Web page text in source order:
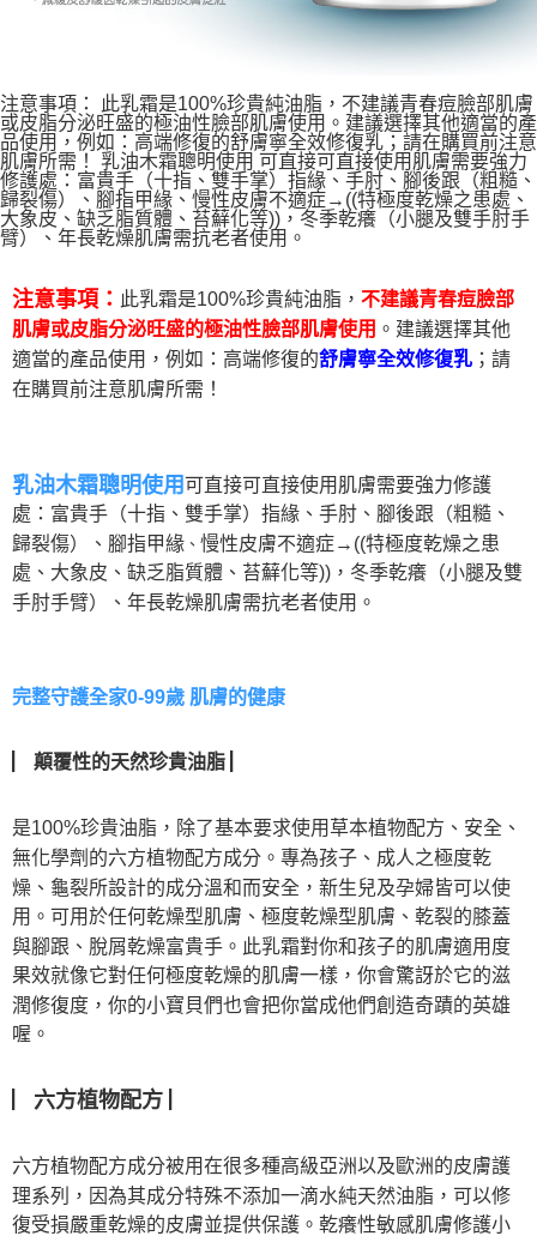
注意事項： 此乳霜是100%珍貴純油脂，不建議青春痘臉部肌膚
或皮脂分泌旺盛的極油性臉部肌膚使用。建議選擇其他適當的產
品使用，例如：高端修復的舒膚寧全效修復乳；請在購買前注意
肌膚所需！ 乳油木霜聰明使用 可直接可直接使用肌膚需要強力
修護處：富貴手（十指、雙手掌）指緣、手肘、腳後跟（粗糙、
歸裂傷）、腳指甲緣、慢性皮膚不適症→((特極度乾燥之患處、
大象皮、缺乏脂質體、苔蘚化等))，冬季乾癢（小腿及雙手肘手
臂）、年長乾燥肌膚需抗老者使用。
注意事項： 此乳霜是100%珍貴純油脂 ， 不建議青春痘臉部
肌膚或皮脂分泌旺盛的極油性臉部肌膚使用 。 建議選擇其他
適當的產品使用，例如： 高端修復的舒膚寧全效修復乳 ；請
在購買前注意肌膚所需！
乳油木霜聰明使用 可直接可直接使用肌膚需要強力修護
處：富貴手（十指、雙手掌）指緣、手肘、腳後跟（粗糙、
歸裂傷）、腳指甲緣 、 慢性皮膚不適症→((特極度乾燥之患
處、大象皮、缺乏脂質體、苔蘚化等))，冬季乾癢（小腿及雙
手肘手臂）、年長乾燥肌膚需抗老者使用。
完整守護全家0-99歲 肌膚的健康
顛覆性的天然珍貴油脂
是100%珍貴油脂，除了基本要求使用草本植物配方、安全、
無化學劑的六方植物配方成分。專為孩子、成人之極度乾
燥、龜裂所設計的成分溫和而安全，新生兒及孕婦皆可以使
用。可用於任何乾燥型肌膚、極度乾燥型肌膚、乾裂的膝蓋
與腳跟、脫屑乾燥富貴手。此乳霜對你和孩子的肌膚適用度
果效就像它對任何極度乾燥的肌膚一樣，你會驚訝於它的滋
潤修復度，你的小寶貝們也會把你當成他們創造奇蹟的英雄
喔。
六方植物配方
六方植物配方成分被用在很多種高級亞洲以及歐洲的皮膚護
理系列，因為其成分特殊不添加一滴水純天然油脂，可以修
復受損嚴重乾燥的皮膚並提供保護。 乾癢性敏感肌膚修護小